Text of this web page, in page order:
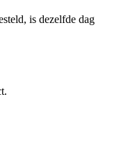
is dezelfde dag